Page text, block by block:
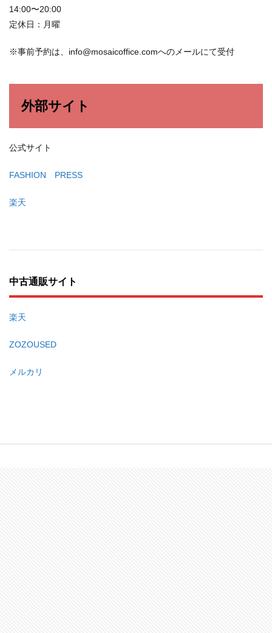
14:00〜20:00
定休日：月曜
※事前予約は、info@mosaicoffice.comへのメールにて受付
外部サイト
公式サイト
FASHION PRESS
楽天
中古通販サイト
楽天
ZOZOUSED
メルカリ